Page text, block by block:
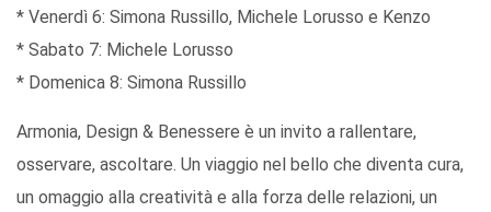
* Venerdì 6: Simona Russillo, Michele Lorusso e Kenzo
* Sabato 7: Michele Lorusso
* Domenica 8: Simona Russillo
Armonia, Design & Benessere è un invito a rallentare,
osservare, ascoltare. Un viaggio nel bello che diventa cura,
un omaggio alla creatività e alla forza delle relazioni, un